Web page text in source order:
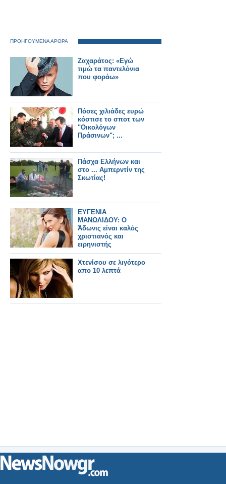
ΠΡΟΗΓΟΥΜΕΝΑ ΑΡΘΡΑ
Ζαχαράτος: «Εγώ
τιμώ τα παντελόνια
που φοράω»
Πόσες χιλιάδες ευρώ
κόστισε το σποτ των
"Οικολόγων
Πράσινων"; ...
Πάσχα Ελλήνων και
στο ... Αμπερντίν της
Σκωτίας!
ΕΥΓΕΝΙΑ
ΜΑΝΩΛΙΔΟΥ: Ο
Άδωνις είναι καλός
χριστιανός και
ειρηνιστής
Χτενίσου σε λιγότερο
απο 10 λεπτά